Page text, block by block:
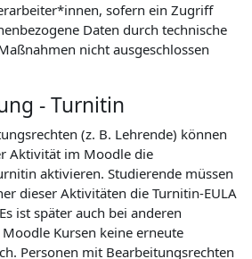
sofern ein Zugriff
Daten durch technische
nicht ausgeschlossen
- Turnitin
(z. B. Lehrende) können
Aktivität im Moodle die
aktivieren. Studierende müssen
dieser Aktivitäten die Turnitin-EULA
ist später auch bei anderen
Kursen keine erneute
Personen mit Bearbeitungsrechten